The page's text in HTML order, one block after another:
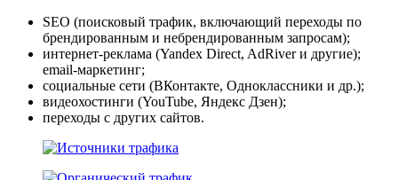
SEO (поисковый трафик, включающий переходы по
брендированным и небрендированным запросам);
интернет-реклама (Yandex Direct, AdRiver и другие);
email-маркетинг;
социальные сети (ВКонтакте, Одноклассники и др.);
видеохостинги (YouTube, Яндекс Дзен);
переходы с других сайтов.